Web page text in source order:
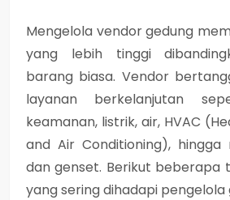
Mengelola vendor gedung
yang lebih tinggi
barang biasa. Vendor
layanan berkelanjutan
keamanan, listrik, air, HVAC
and Air Conditioning),
dan genset. Berikut beberapa
yang sering dihadapi pengelola